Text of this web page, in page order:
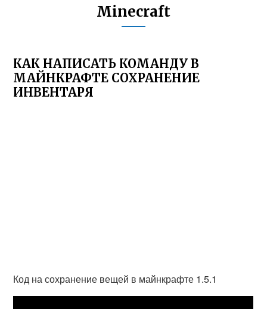
Minecraft
КАК НАПИСАТЬ КОМАНДУ В
МАЙНКРАФТЕ СОХРАНЕНИЕ
ИНВЕНТАРЯ
Код на сохранение вещей в майнкрафте 1.5.1